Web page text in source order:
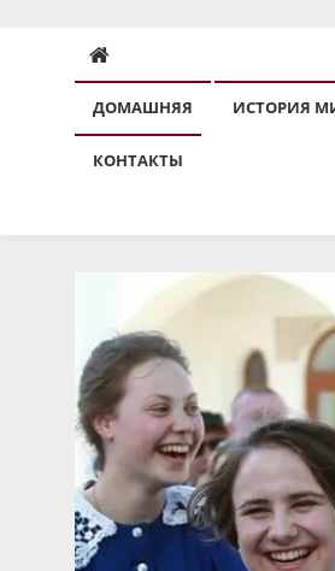
ДОМАШНЯЯ ИСТОРИЯ
КОНТАКТЫ